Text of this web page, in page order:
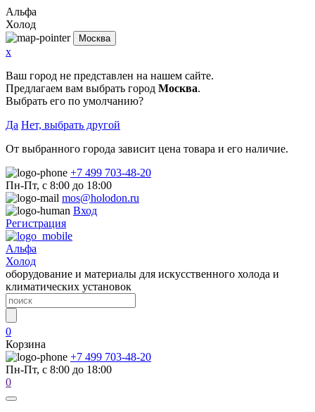
Альфа
Холод
Москва
x
Ваш город не представлен на нашем сайте.
Предлагаем вам выбрать город Москва.
Выбрать его по умолчанию?
Да Нет, выбрать другой
От выбранного города зависит цена товара и его наличие.
+7 499 703-48-20
Пн-Пт, с 8:00 до 18:00
mos@holodon.ru
Вход
Регистрация
Альфа
Холод
оборудование и материалы для искусственного холода и
климатических установок
0
Корзина
+7 499 703-48-20
Пн-Пт, с 8:00 до 18:00
0